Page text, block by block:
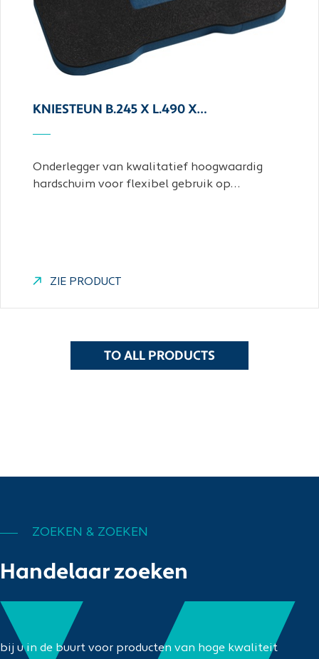
KNIESTEUN B.245 X L.490 X…
Onderlegger van kwalitatief hoogwaardig
hardschuim voor flexibel gebruik op…
ZIE PRODUCT
TO ALL PRODUCTS
Handelaar zoeken
ZOEKEN & ZOEKEN
bij u in de buurt voor producten van hoge kwaliteit